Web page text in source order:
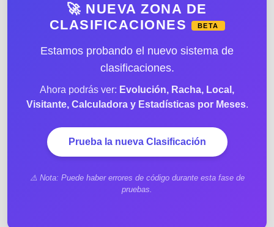
🚀 NUEVA ZONA DE
CLASIFICACIONES
BETA
Estamos probando el nuevo sistema de
clasificaciones.
Ahora podrás ver: Evolución, Racha, Local,
Visitante, Calculadora y Estadísticas por Meses.
Prueba la nueva Clasificación
⚠️ Nota: Puede haber errores de código durante esta fase de
pruebas.